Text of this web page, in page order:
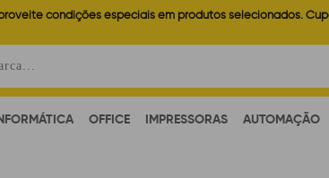
condições especiais em produtos selecionados.
OFFICE IMPRESSORAS AUTOMAÇÃO